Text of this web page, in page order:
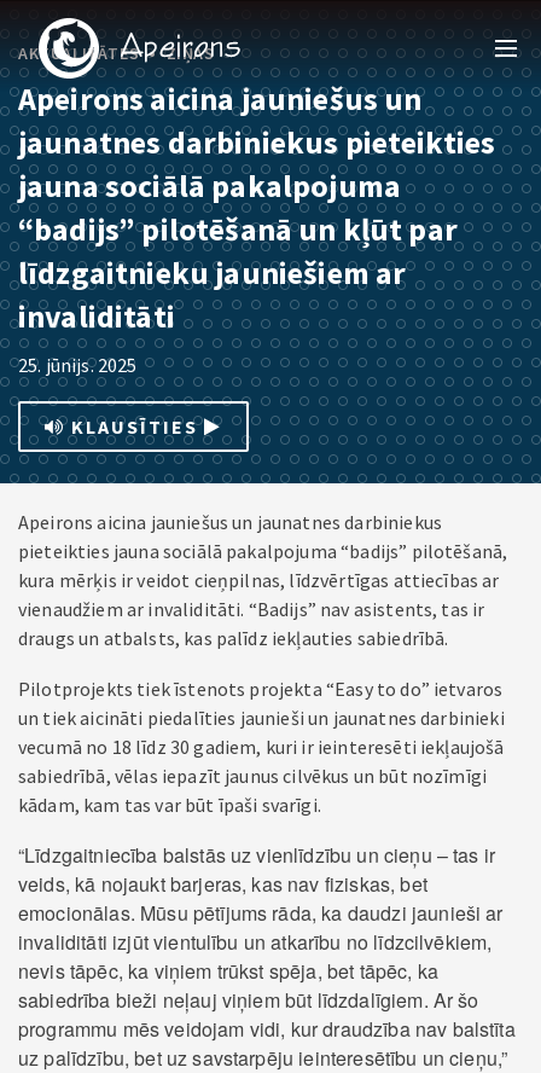
AKTUALITĀTES • ZIŅAS
Apeirons aicina jauniešus un
jaunatnes darbiniekus pieteikties
jauna sociālā pakalpojuma
“badijs” pilotēšanā un kļūt par
līdzgaitnieku jauniešiem ar
invaliditāti
25. jūnijs. 2025
KLAUSĪTIES
Apeirons aicina jauniešus un jaunatnes darbiniekus
pieteikties jauna sociālā pakalpojuma “badijs” pilotēšanā,
kura mērķis ir veidot cieņpilnas, līdzvērtīgas attiecības ar
vienaudžiem ar invaliditāti. “Badijs” nav asistents, tas ir
draugs un atbalsts, kas palīdz iekļauties sabiedrībā.
Pilotprojekts tiek īstenots projekta “Easy to do” ietvaros
un tiek aicināti piedalīties jaunieši un jaunatnes darbinieki
vecumā no 18 līdz 30 gadiem, kuri ir ieinteresēti iekļaujošā
sabiedrībā, vēlas iepazīt jaunus cilvēkus un būt nozīmīgi
kādam, kam tas var būt īpaši svarīgi.
“Līdzgaitniecība balstās uz vienlīdzību un cieņu – tas ir
veids, kā nojaukt barjeras, kas nav fiziskas, bet
emocionālas. Mūsu pētījums rāda, ka daudzi jaunieši ar
invaliditāti izjūt vientulību un atkarību no līdzcilvēkiem,
nevis tāpēc, ka viņiem trūkst spēja, bet tāpēc, ka
sabiedrība bieži neļauj viņiem būt līdzdalīgiem. Ar šo
programmu mēs veidojam vidi, kur draudzība nav balstīta
uz palīdzību, bet uz savstarpēju ieinteresētību un cieņu,”